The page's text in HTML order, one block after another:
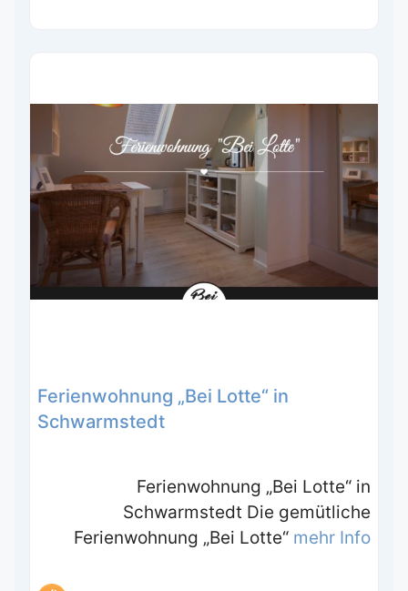
Ferienwohnung „Bei Lotte“ in
Schwarmstedt
Ferienwohnung „Bei Lotte“ in
Schwarmstedt Die gemütliche
Ferienwohnung „Bei Lotte“ mehr Info